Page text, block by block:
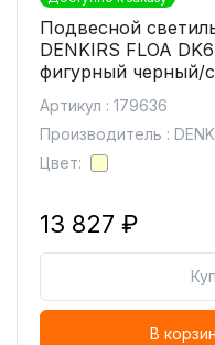
Подвесной
DENKIRS FLOA
фигурный черный/
Артикул : 179636
Производитель :
Цвет:
13 827 ₽
В